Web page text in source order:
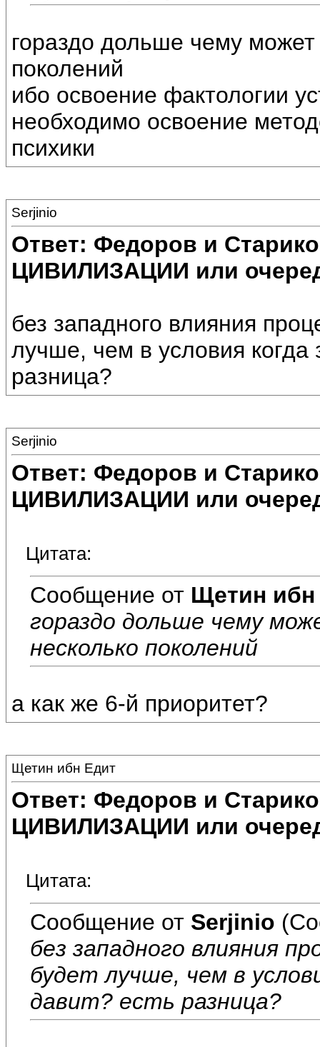
гораздо дольше чему
поколений
ибо освоение фактологии
необходимо освоение
психики
Serjinio
Ответ: Федоров и
ЦИВИЛИЗАЦИИ или
без западного влияния
лучше, чем в условия когда
разница?
Serjinio
Ответ: Федоров и
ЦИВИЛИЗАЦИИ или
Цитата:
Сообщение от Щетин ибн
гораздо дольше чему
несколько поколений
а как же 6-й приоритет?
Щетин ибн Едит
Ответ: Федоров и
ЦИВИЛИЗАЦИИ или
Цитата:
Сообщение от Serjinio
без западного влияния
будет лучше, чем в
давит? есть разница?